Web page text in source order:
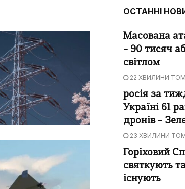
ОСТАННІ
Масована
– 90 тисяч
світлом
22 ХВИЛИНИ
росія за
Україні 61
дронів –
23 ХВИЛИНИ
Горіховий
святкують
існують